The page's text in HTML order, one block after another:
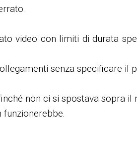
video con limiti di durata
senza specificare il
non ci si spostava sopra il